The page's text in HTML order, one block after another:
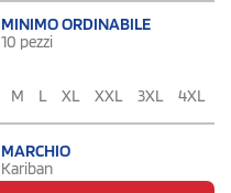
MINIMO ORDINABILE
10 pezzi
M L XL XXL 3XL 4XL
MARCHIO
Kariban